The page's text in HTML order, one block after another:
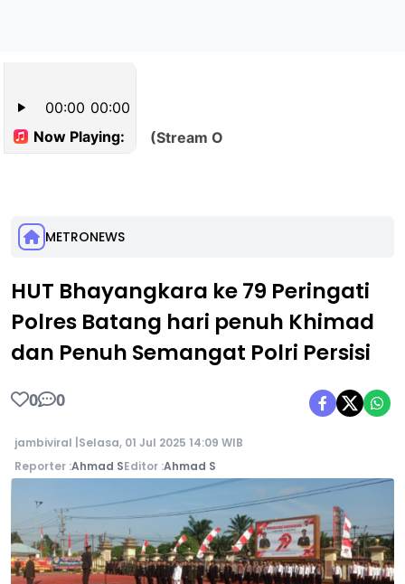
METRONEWS
HUT Bhayangkara ke 79 Peringati
Polres Batang hari penuh Khimad
dan Penuh Semangat Polri Persisi
0 0
jambiviral | Selasa, 01 Jul 2025 14:09 WIB
Reporter :Ahmad SEditor :Ahmad S